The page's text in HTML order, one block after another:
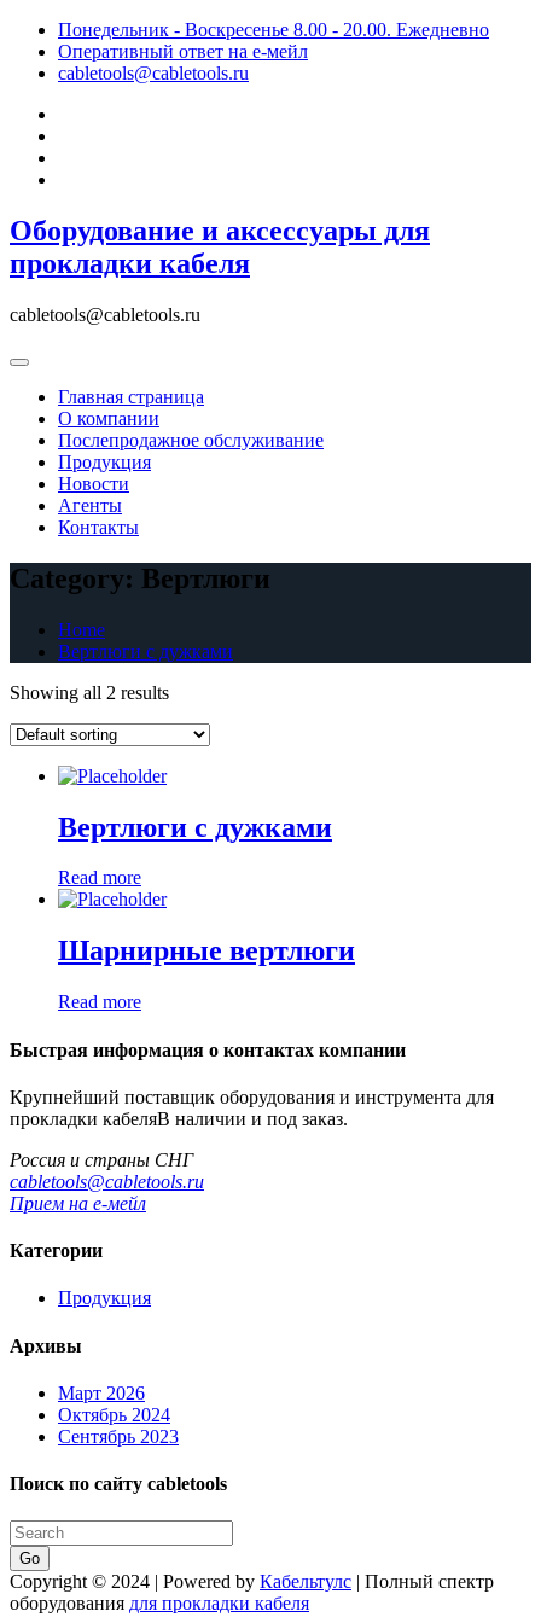
Skip
content
Понедельник - Воскресенье 8.00 - 20.00. Ежедневно
Оперативный ответ на е-мейл
cabletools@cabletools.ru
Оборудование и аксессуары для
прокладки кабеля
cabletools@cabletools.ru
Главная страница
О компании
Послепродажное обслуживание
Продукция
Новости
Агенты
Контакты
Category: Вертлюги
Home
Вертлюги с дужками
Showing all 2 results
Вертлюги с дужками
Read more
Шарнирные вертлюги
Read more
Быстрая информация о контактах компании
Крупнейший поставщик оборудования и инструмента для
прокладки кабеляВ наличии и под заказ.
Россия и страны СНГ
cabletools@cabletools.ru
Прием на е-мейл
Категории
Продукция
Архивы
Март 2026
Октябрь 2024
Сентябрь 2023
Поиск по сайту cabletools
Go
Copyright © 2024 | Powered by Кабельтулс | Полный спектр
оборудования для прокладки кабеля